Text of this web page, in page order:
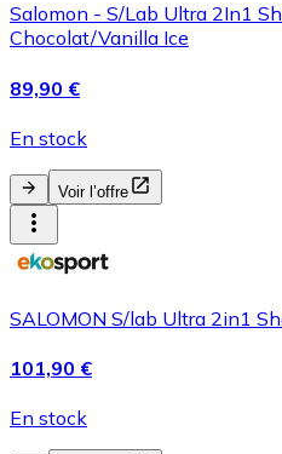
Salomon - S/Lab Ultra 2In1
Chocolat/Vanilla Ice
89,90 €
En stock
Voir l’offre
SALOMON S/lab Ultra 2in1
101,90 €
En stock